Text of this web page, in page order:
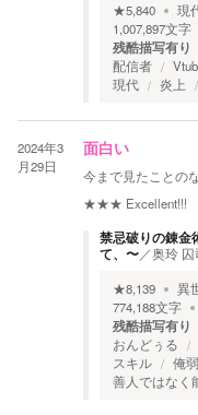
★5,840 現
1,007,897文字
残酷描写有り
配信者
現代
炎上
2024年3
月29日
面白い
今まで見たことの
★★★ Excellent!!!
禁忌破りの錬
て、〜／奥玲 囚
★8,139 異
774,188文字
残酷描写有り
おんどぅる
スキル
俺
善人ではなく